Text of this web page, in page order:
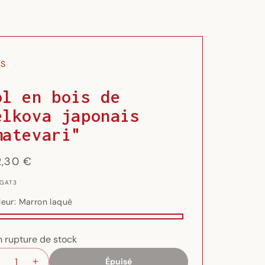
en bois de
japonais
€
Marron laqué
rupture de stock
Épuisé